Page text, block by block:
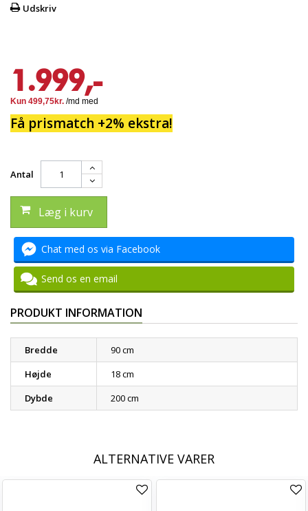
Udskriv
1.999,-
Få prismatch +2% ekstra!
Antal
Læg i kurv
Chat med os via Facebook
Send os en email
PRODUKT INFORMATION
Bredde
90 cm
Højde
18 cm
Dybde
200 cm
ALTERNATIVE VARER